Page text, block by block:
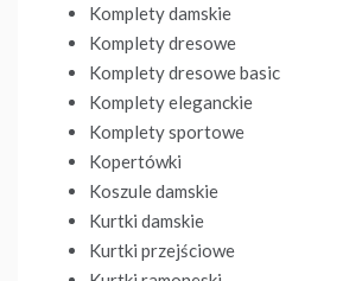
Komplety damskie
Komplety dresowe
Komplety dresowe basic
Komplety eleganckie
Komplety sportowe
Kopertówki
Koszule damskie
Kurtki damskie
Kurtki przejściowe